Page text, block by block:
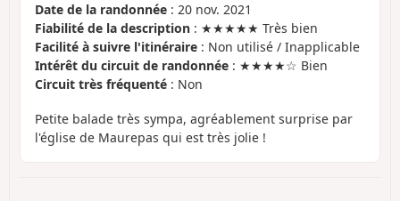
Date de la randonnée : 20 nov. 2021
Fiabilité de la description : ★★★★★ Très bien
Facilité à suivre l'itinéraire : Non utilisé / Inapplicable
Intérêt du circuit de randonnée : ★★★★☆ Bien
Circuit très fréquenté : Non
Petite balade très sympa, agréablement surprise par
l'église de Maurepas qui est très jolie !